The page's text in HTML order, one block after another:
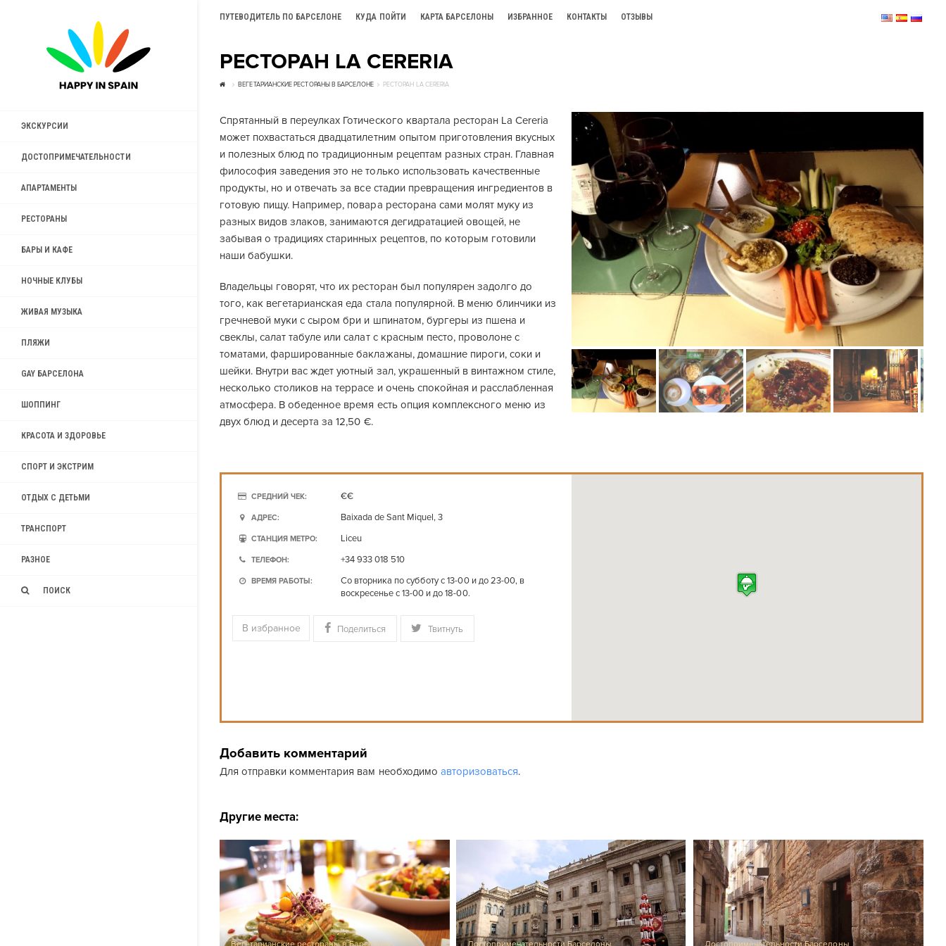
ПУТЕВОДИТЕЛЬ ПО БАРСЕЛОНЕ КУДА ПОЙТИ КАРТА БАРСЕЛОНЫ ИЗБРАННОЕ КОНТАКТЫ ОТЗЫВЫ
ЭКСКУРСИИ
ДОСТОПРИМЕЧАТЕЛЬНОСТИ
АПАРТАМЕНТЫ
РЕСТОРАНЫ
БАРЫ И КАФЕ
НОЧНЫЕ КЛУБЫ
ЖИВАЯ МУЗЫКА
ПЛЯЖИ
GAY БАРСЕЛОНА
ШОППИНГ
КРАСОТА И ЗДОРОВЬЕ
СПОРТ И ЭКСТРИМ
ОТДЫХ С ДЕТЬМИ
ТРАНСПОРТ
РАЗНОЕ
ПОИСК
РЕСТОРАН LA CERERIA
ВЕГЕТАРИАНСКИЕ РЕСТОРАНЫ В БАРСЕЛОНЕ РЕСТОРАН LA CERERIA
Спрятанный в переулках Готического квартала ресторан La Cereria
может похвастаться двадцатилетним опытом приготовления вкусных
и полезных блюд по традиционным рецептам разных стран. Главная
философия заведения это не только использовать качественные
продукты, но и отвечать за все стадии превращения ингредиентов в
готовую пищу. Например, повара ресторана сами молят муку из
разных видов злаков, занимаются дегидратацией овощей, не
забывая о традициях старинных рецептов, по которым готовили
наши бабушки.
Владельцы говорят, что их ресторан был популярен задолго до
того, как вегетарианская еда стала популярной. В меню блинчики из
гречневой муки с сыром бри и шпинатом, бургеры из пшена и
свеклы, салат табуле или салат с красным песто, проволоне с
томатами, фаршированные баклажаны, домашние пироги, соки и
шейки. Внутри вас ждет уютный зал, украшенный в винтажном стиле,
несколько столиков на террасе и очень спокойная и расслабленная
атмосфера. В обеденное время есть опция комплексного меню из
двух блюд и десерта за 12,50 €.
СРЕДНИЙ ЧЕК: €€
АДРЕС: Baixada de Sant Miquel, 3
СТАНЦИЯ МЕТРО: Liceu
ТЕЛЕФОН: +34 933 018 510
ВРЕМЯ РАБОТЫ:
Cо вторника по cубботу с 13-00 и до 23-00, в
воскресенье с 13-00 и до 18-00.
В избранное Поделиться Твитнуть
Добавить комментарий
Для отправки комментария вам необходимо авторизоваться.
Другие места: